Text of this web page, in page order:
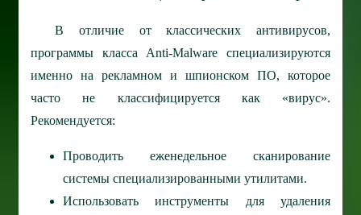
В отличие от классических антивирусов,
программы класса Anti-Malware специализируются
именно на рекламном и шпионском ПО, которое
часто не классифицируется как «вирус».
Рекомендуется:
Проводить еженедельное сканирование
системы специализированными утилитами.
Использовать инструменты для удаления